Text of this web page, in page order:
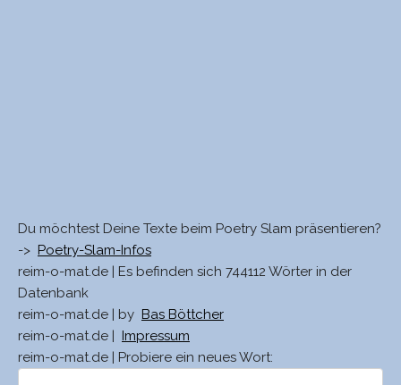
Du möchtest Deine Texte beim Poetry Slam präsentieren?
-> Poetry-Slam-Infos
reim-o-mat.de | Es befinden sich 744112 Wörter in der
Datenbank
reim-o-mat.de | by Bas Böttcher
reim-o-mat.de |
Impressum
reim-o-mat.de | Probiere ein neues Wort: